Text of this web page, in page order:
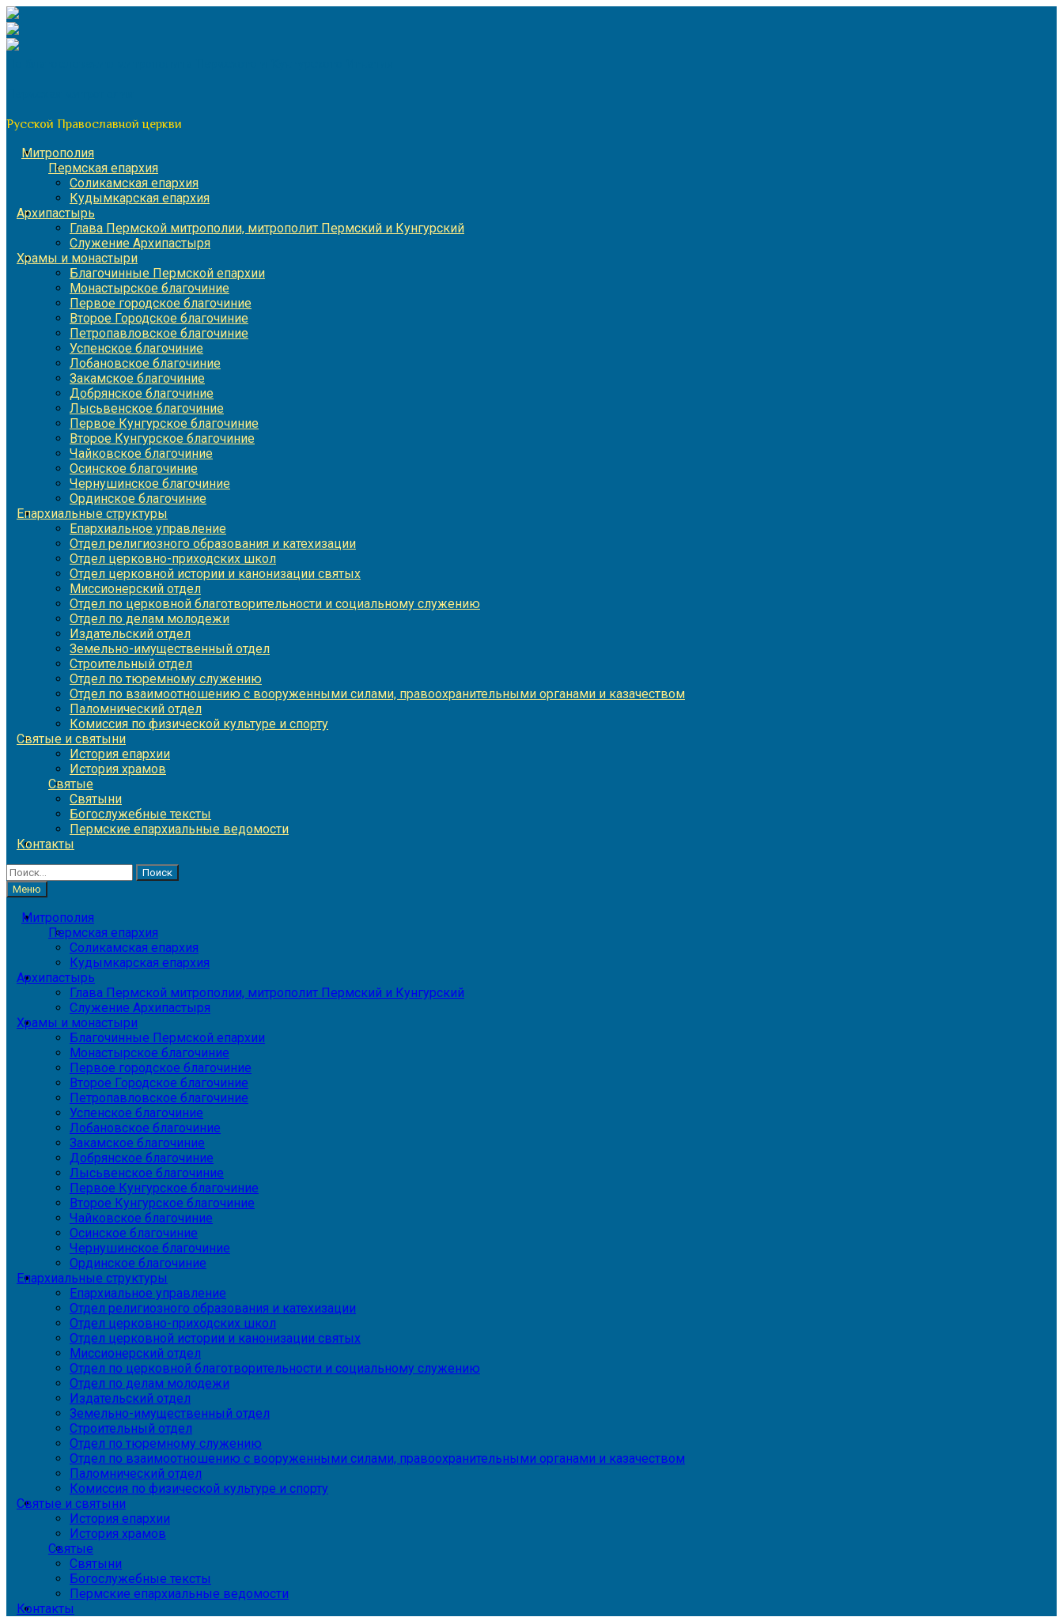
Перейти
к
содержимому
Русской Православной церкви
Митрополия
Пермская епархия
Соликамская епархия
Кудымкарская епархия
Архипастырь
Глава Пермской митрополии, митрополит Пермский и Кунгурский
Служение Архипастыря
Храмы и монастыри
Благочинные Пермской епархии
Монастырское благочиние
Первое городское благочиние
Второе Городское благочиние
Петропавловское благочиние
Успенское благочиние
Лобановское благочиние
Закамское благочиние
Добрянское благочиние
Лысьвенское благочиние
Первое Кунгурское благочиние
Второе Кунгурское благочиние
Чайковское благочиние
Осинское благочиние
Чернушинское благочиние
Ординское благочиние
Епархиальные структуры
Епархиальное управление
Отдел религиозного образования и катехизации
Отдел церковно-приходских школ
Отдел церковной истории и канонизации святых
Миссионерский отдел
Отдел по церковной благотворительности и социальному служению
Отдел по делам молодежи
Издательский отдел
Земельно-имущественный отдел
Строительный отдел
Отдел по тюремному служению
Отдел по взаимоотношению с вооруженными силами, правоохранительными органами и казачеством
Паломнический отдел
Комиссия по физической культуре и спорту
Святые и святыни
История епархии
История храмов
Святые
Святыни
Богослужебные тексты
Пермские епархиальные ведомости
Контакты
Найти:
Меню
Митрополия
Пермская епархия
Соликамская епархия
Кудымкарская епархия
Архипастырь
Глава Пермской митрополии, митрополит Пермский и Кунгурский
Служение Архипастыря
Храмы и монастыри
Благочинные Пермской епархии
Монастырское благочиние
Первое городское благочиние
Второе Городское благочиние
Петропавловское благочиние
Успенское благочиние
Лобановское благочиние
Закамское благочиние
Добрянское благочиние
Лысьвенское благочиние
Первое Кунгурское благочиние
Второе Кунгурское благочиние
Чайковское благочиние
Осинское благочиние
Чернушинское благочиние
Ординское благочиние
Епархиальные структуры
Епархиальное управление
Отдел религиозного образования и катехизации
Отдел церковно-приходских школ
Отдел церковной истории и канонизации святых
Миссионерский отдел
Отдел по церковной благотворительности и социальному служению
Отдел по делам молодежи
Издательский отдел
Земельно-имущественный отдел
Строительный отдел
Отдел по тюремному служению
Отдел по взаимоотношению с вооруженными силами, правоохранительными органами и казачеством
Паломнический отдел
Комиссия по физической культуре и спорту
Святые и святыни
История епархии
История храмов
Святые
Святыни
Богослужебные тексты
Пермские епархиальные ведомости
Контакты